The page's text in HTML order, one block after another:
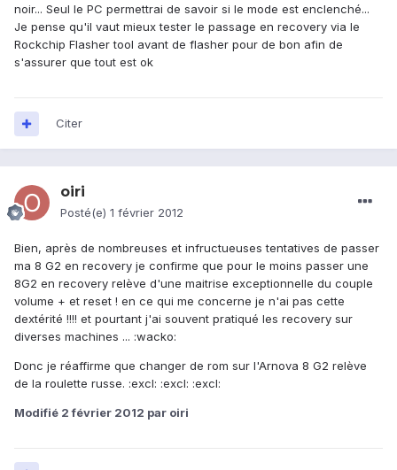
noir... Seul le PC permettrai de savoir si le mode est enclenché...
Je pense qu'il vaut mieux tester le passage en recovery via le
Rockchip Flasher tool avant de flasher pour de bon afin de
s'assurer que tout est ok
Citer
oiri
Posté(e) 1 février 2012
Bien, après de nombreuses et infructueuses tentatives de passer
ma 8 G2 en recovery je confirme que pour le moins passer une
8G2 en recovery relève d'une maitrise exceptionnelle du couple
volume + et reset ! en ce qui me concerne je n'ai pas cette
dextérité !!!! et pourtant j'ai souvent pratiqué les recovery sur
diverses machines ... :wacko:
Donc je réaffirme que changer de rom sur l'Arnova 8 G2 relève
de la roulette russe. :excl: :excl: :excl:
Modifié 2 février 2012 par oiri